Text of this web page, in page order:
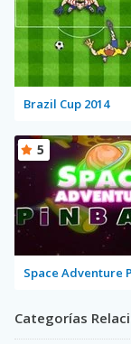
Brazil Cup 2014
Space Adventure
5
Categorías